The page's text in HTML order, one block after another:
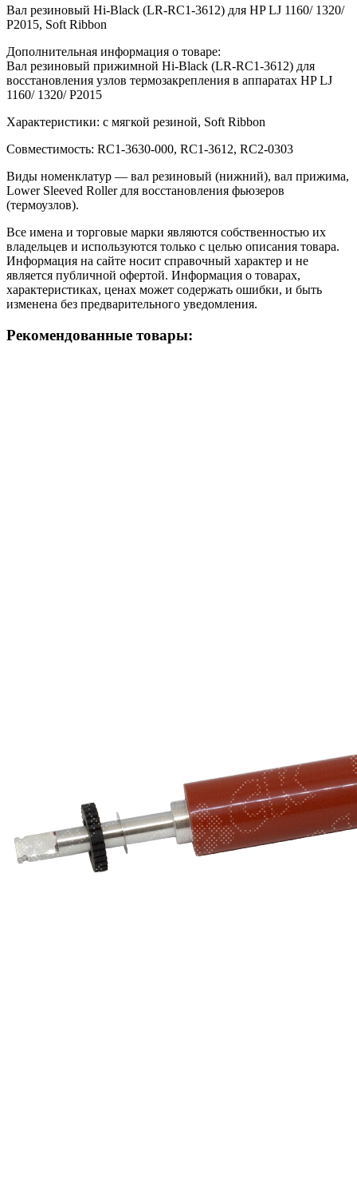
Вал резиновый Hi-Black (LR-RC1-3612) для HP LJ 1160/ 1320/
P2015, Soft Ribbon
Дополнительная информация о товаре:
Вал резиновый прижимной Hi-Black (LR-RC1-3612) для
восстановления узлов термозакрепления в аппаратах HP LJ
1160/ 1320/ P2015
Характеристики: с мягкой резиной, Soft Ribbon
Совместимость: RC1-3630-000, RC1-3612, RC2-0303
Виды номенклатур — вал резиновый (нижний), вал прижима,
Lower Sleeved Roller для восстановления фьюзеров
(термоузлов).
Все имена и торговые марки являются собственностью их
владельцев и используются только с целью описания товара.
Информация на сайте носит справочный характер и не
является публичной офертой. Информация о товарах,
характеристиках, ценах может содержать ошибки, и быть
изменена без предварительного уведомления.
Рекомендованные товары: